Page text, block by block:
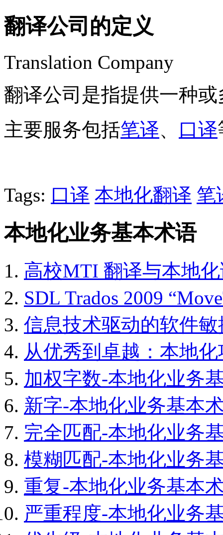
翻译公司的定义
Translation Company
翻译公司是指提供一种
主要服务包括笔译、 口译
Tags: 口译 本地化翻译 笔
本地化业务基本术语
高校MTI 翻译与本地
SDL Trados 2009
信息技术驱动的软件
从优秀到卓越：本地
加权字数-本地化业务
新字-本地化业务基本
完全匹配-本地化业务
模糊匹配-本地化业务
重复-本地化业务基本
严重程度-本地化业务